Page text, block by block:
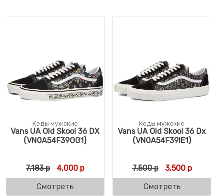
Кеды мужские
Vans UA Old Skool 36 DX
(VN0A54F39GG1)
7.183р Первоначальная цена составляла 7.183 р.
4.000 рТекущая цена: 4.000 р.
Смотреть
Кеды мужские
Vans UA Old Skool 36 Dx
(VN0A54F39IE1)
7.500р 3.500р
Смотреть